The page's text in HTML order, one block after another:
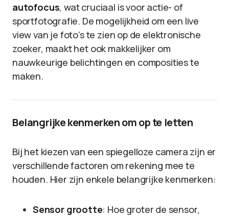
autofocus, wat cruciaal is voor actie- of
sportfotografie. De mogelijkheid om een live
view van je foto’s te zien op de elektronische
zoeker, maakt het ook makkelijker om
nauwkeurige belichtingen en composities te
maken.
Belangrijke kenmerken om op te letten
Bij het kiezen van een spiegelloze camera zijn er
verschillende factoren om rekening mee te
houden. Hier zijn enkele belangrijke kenmerken:
Sensor grootte: Hoe groter de sensor,